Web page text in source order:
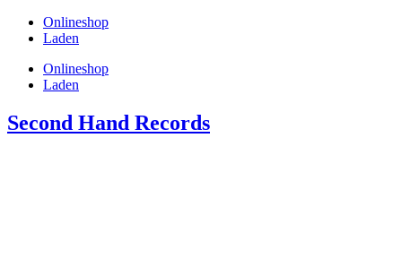
Onlineshop
Laden
Onlineshop
Laden
Second Hand Records